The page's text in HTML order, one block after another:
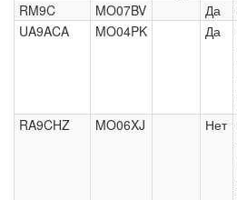
RM9C
MO07BV Да
UA9ACA
MO04PK Да
RA9CHZ MO06XJ Нет